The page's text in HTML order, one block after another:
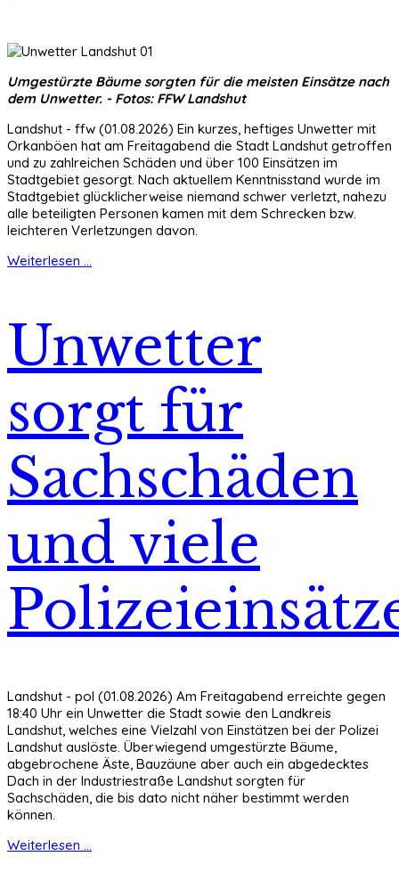
Umgestürzte Bäume sorgten für die meisten Einsätze nach
dem Unwetter. - Fotos: FFW Landshut
Landshut - ffw (01.08.2026) Ein kurzes, heftiges Unwetter mit
Orkanböen hat am Freitagabend die Stadt Landshut getroffen
und zu zahlreichen Schäden und über 100 Einsätzen im
Stadtgebiet gesorgt. Nach aktuellem Kenntnisstand wurde im
Stadtgebiet glücklicherweise niemand schwer verletzt, nahezu
alle beteiligten Personen kamen mit dem Schrecken bzw.
leichteren Verletzungen davon.
Weiterlesen ...
Unwetter
sorgt für
Sachschäden
und viele
Landshut - pol (01.08.2026) Am Freitagabend erreichte gegen
18:40 Uhr ein Unwetter die Stadt sowie den Landkreis
Landshut, welches eine Vielzahl von Einstätzen bei der Polizei
Landshut auslöste. Überwiegend umgestürzte Bäume,
abgebrochene Äste, Bauzäune aber auch ein abgedecktes
Dach in der Industriestraße Landshut sorgten für
Sachschäden, die bis dato nicht näher bestimmt werden
können.
Weiterlesen ...